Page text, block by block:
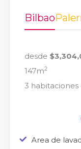
Bilbao
desde
147m2
3 habitaciones
Area de